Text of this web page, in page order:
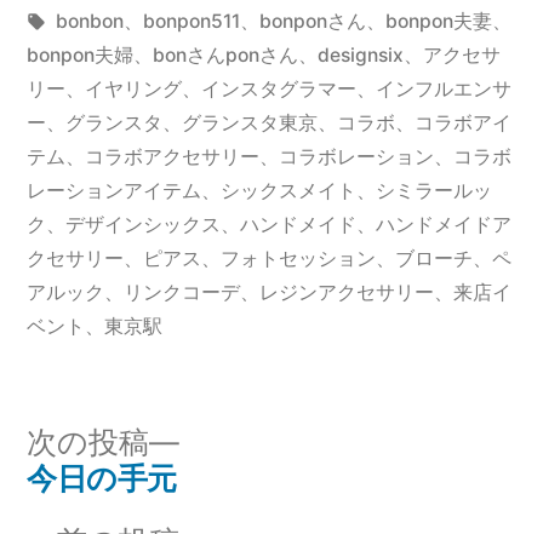
稿
者:
テ
ゴ
リ
ー:
タ
グ:
bonbon、 bonpon511 bonponさん bonpon夫妻、
bonpon夫婦
bonさんponさん designsix
アクセサ
リー
イヤリング インスタグラマー
インフルエンサ
ー
グランスタ グランスタ東京 コラボ
コラボアイ
テム
コラボアクセサリー コラボレーション
コラボ
レーションアイテム
シックスメイト
シミラールッ
ク
デザインシックス ハンドメイド
ハンドメイドア
クセサリー
ピアス フォトセッション ブローチ
ペ
アルック
リンクコーデ、 レジンアクセサリー
来店イ
ベント
東京駅
投
次の投稿
次
今日の手元